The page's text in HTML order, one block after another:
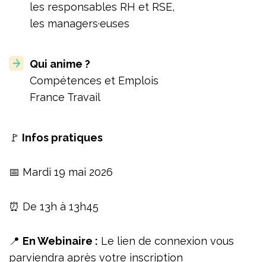
les responsables RH et RSE,
les managers·euses
Qui anime ?
Compétences et Emplois
France Travail
🚩 Infos pratiques
📅 Mardi 19 mai 2026
⏰ De 13h à 13h45
📍 En Webinaire : Le lien de connexion vous
parviendra après votre inscription